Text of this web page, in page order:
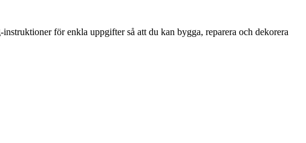
för enkla uppgifter så att du kan bygga, reparera och dekorera